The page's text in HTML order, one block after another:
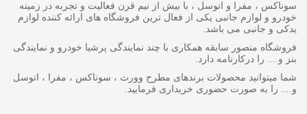
سوناکس ، مفرا و اتوسل ، با بیش از نیم قرن فعالیت و تجربه در زمینه
خودرو و لوازم جانبی یکی از فعال ترین فروشگاه های ارائه کننده لوازم
یدکی و جانبی می باشد.
فروشگاه منصور سابقه همکاری با چند نمایندگی پرشیا خودرو و نمایندگی
بنز و.... را درکارنامه دارد.
شما میتوانید محصولات برندهای مطرح وورث ، سوناکس ، مفرا ، اتوسل
و.... را به صورت حضوری خریداری فرمایید.